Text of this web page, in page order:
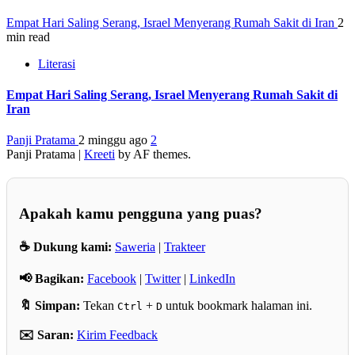
Empat Hari Saling Serang, Israel Menyerang Rumah Sakit di Iran 2
min read
Literasi
Empat Hari Saling Serang, Israel Menyerang Rumah Sakit di
Iran
Panji Pratama 2 minggu ago 2
Panji Pratama | Kreeti by AF themes.
Apakah kamu pengguna yang puas?
☕ Dukung kami: Saweria | Trakteer
📢 Bagikan: Facebook | Twitter| LinkedIn
🔖 Simpan: Tekan Ctrl + D untuk bookmark halaman ini.
✉️ Saran: Kirim Feedback